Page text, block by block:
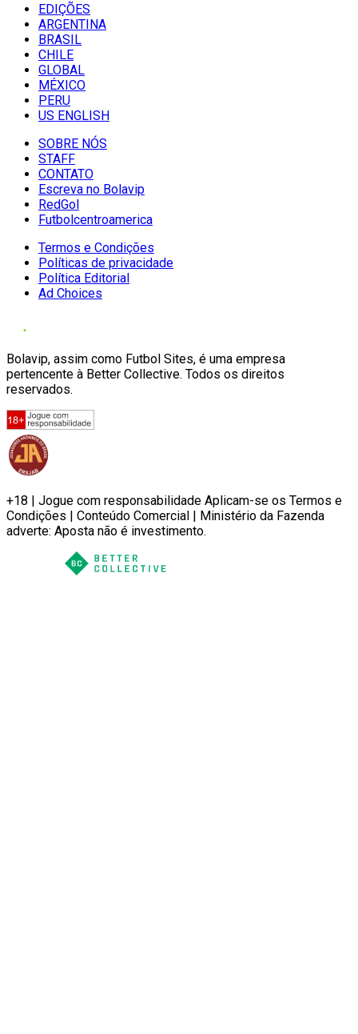
EDIÇÕES
ARGENTINA
BRASIL
CHILE
GLOBAL
MÉXICO
PERU
US ENGLISH
SOBRE NÓS
STAFF
CONTATO
Escreva no Bolavip
RedGol
Futbolcentroamerica
Termos e Condições
Políticas de privacidade
Política Editorial
Ad Choices
Bolavip, assim como Futbol Sites, é uma empresa
pertencente à Better Collective. Todos os direitos
reservados.
+18 | Jogue com responsabilidade Aplicam-se os Termos e
Condições | Conteúdo Comercial | Ministério da Fazenda
adverte: Aposta não é investimento.